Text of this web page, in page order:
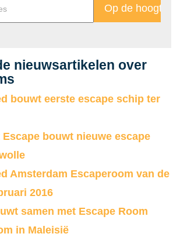
nieuwsartikelen over
bouwt eerste escape schip ter
Escape bouwt nieuwe escape
Amsterdam Escaperoom van de
2016
samen met Escape Room
in Maleisië